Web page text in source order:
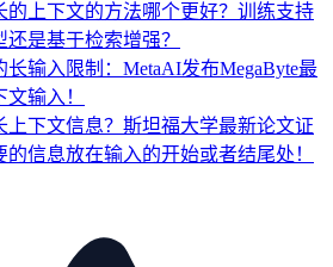
的上下文的方法哪个更好？训练支持
是基于检索增强？
输入限制：MetaAI发布MegaByte最
输入！
上下文信息？斯坦福大学最新论文证
信息放在输入的开始或者结尾处！